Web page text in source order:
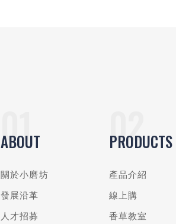
ABOUT
關於小磨坊
發展沿革
人才招募
PRODUCTS
產品介紹
線上購
香草教室